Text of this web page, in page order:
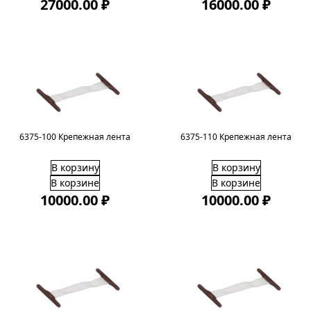
27000.00 ₽ 16000.00 ₽
6375-100 Крепежная лента
В корзину
В корзине
10000.00 ₽
6375-110 Крепежная лента
В корзину
В корзине
10000.00 ₽